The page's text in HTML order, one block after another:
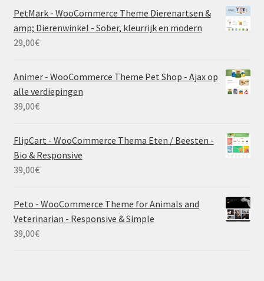
PetMark - WooCommerce Theme Dierenartsen &
amp; Dierenwinkel - Sober, kleurrijk en modern
29,00€
Animer - WooCommerce Theme Pet Shop - Ajax op
alle verdiepingen
39,00€
FlipCart - WooCommerce Thema Eten / Beesten -
Bio & Responsive
39,00€
Peto - WooCommerce Theme for Animals and
Veterinarian - Responsive & Simple
39,00€